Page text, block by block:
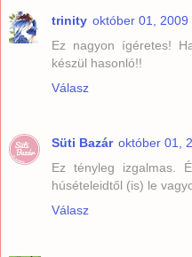
trinity október 01, 2009
Ez nagyon ígéretes!
készül hasonló!!
Válasz
Süti Bazár október 01,
Ez tényleg izgalmas.
húsételeidtől (is) le
Válasz